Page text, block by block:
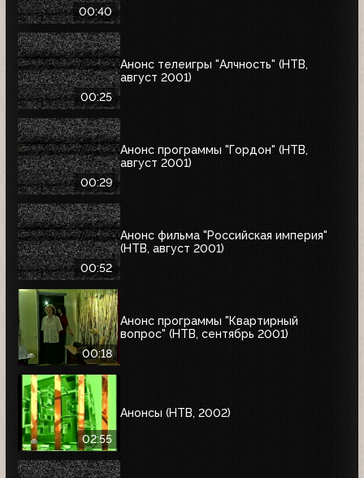
00:40
00:25
Анонс телеигры "Алчность" (НТВ,
август 2001)
00:29
Анонс программы "Гордон" (НТВ,
август 2001)
00:52
Анонс фильма "Российская империя"
(НТВ, август 2001)
00:18
Анонс программы "Квартирный
вопрос" (НТВ, сентябрь 2001)
02:55
Анонсы (НТВ, 2002)